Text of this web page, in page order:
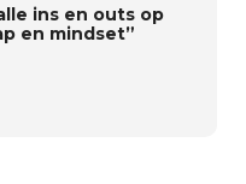
ins en outs op
en mindset”